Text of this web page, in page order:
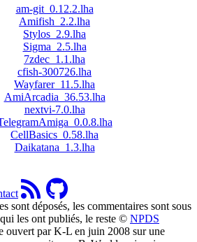
am-git_0.12.2.lha
Amifish_2.2.lha
Stylos_2.9.lha
Sigma_2.5.lha
7zdec_1.1.lha
cfish-300726.lha
Wayfarer_11.5.lha
AmiArcadia_36.53.lha
nextvi-7.0.lha
CellBasics_0.58.lha
Daikatana_1.3.lha
sont déposés, les commentaires sont sous
les ont publiés, le reste © NPDS
ouvert par K-L en juin 2008 sur une